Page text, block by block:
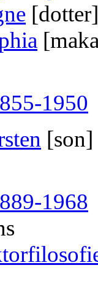
[dotter]
1950
[son]
1968